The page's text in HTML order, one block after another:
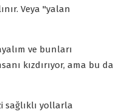
Veya "yalan
ve bunları
kızdırıyor, ama bu da
sağlıklı yollarla